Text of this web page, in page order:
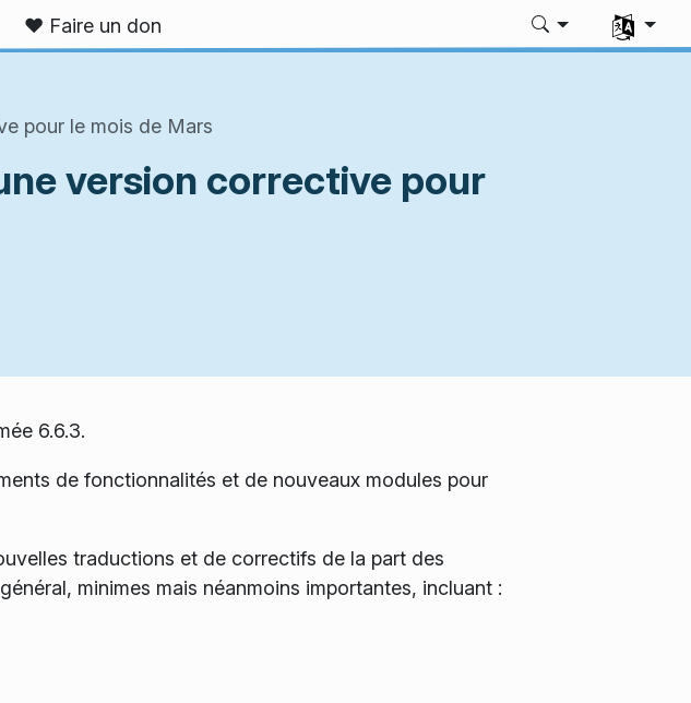
❤️ Faire un don
pour le mois de Mars
version corrective pour
6.6.3.
de fonctionnalités et de nouveaux modules pour
traductions et de correctifs de la part des
minimes mais néanmoins importantes, incluant :